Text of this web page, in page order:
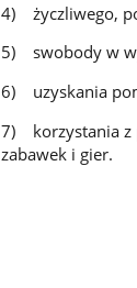
4) życzliwego,
5) swobody w
6) uzyskania
7) korzystania z
zabawek i gier.